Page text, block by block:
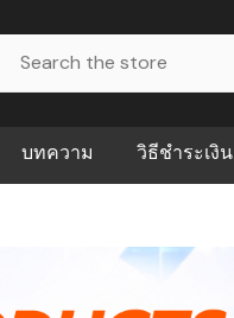
บทความ
บริหารคลังสินค้าที่ช่วยลด
สต็อกแบบ Real-time
วิธีชำระเงิน